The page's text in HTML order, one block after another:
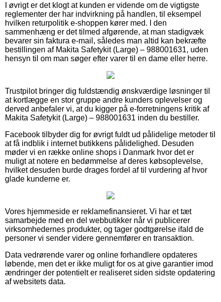
I øvrigt er det klogt at kunden er vidende om de vigtigste
reglementer der har indvirkning på handlen, til eksempel
hvilken returpolitik e-shoppen kører med. I den
sammenhæng er det tilmed afgørende, at man stadigvæk
bevarer sin faktura e-mail, således man altid kan bekræfte
bestillingen af Makita Safetykit (Large) – 988001631, uden
hensyn til om man søger efter varer til en dame eller herre.
Trustpilot bringer dig fuldstændig ønskværdige løsninger til
at kortlægge en stor gruppe andre kunders oplevelser og
derved anbefaler vi, at du kigger på e-forretningens kritik af
Makita Safetykit (Large) – 988001631 inden du bestiller.
Facebook tilbyder dig for øvrigt fuldt ud pålidelige metoder til
at få indblik i internet butikkens pålidelighed. Desuden
møder vi en række online shops i Danmark hvor det er
muligt at notere en bedømmelse af deres købsoplevelse,
hvilket desuden burde drages fordel af til vurdering af hvor
glade kunderne er.
Vores hjemmeside er reklamefinansieret. Vi har et tæt
samarbejde med en del webbutikker når vi publicerer
virksomhedernes produkter, og tager godtgørelse ifald de
personer vi sender videre gennemfører en transaktion.
Data vedrørende varer og online forhandlere opdateres
løbende, men det er ikke muligt for os at give garantier imod
ændringer der potentielt er realiseret siden sidste opdatering
af websitets data.